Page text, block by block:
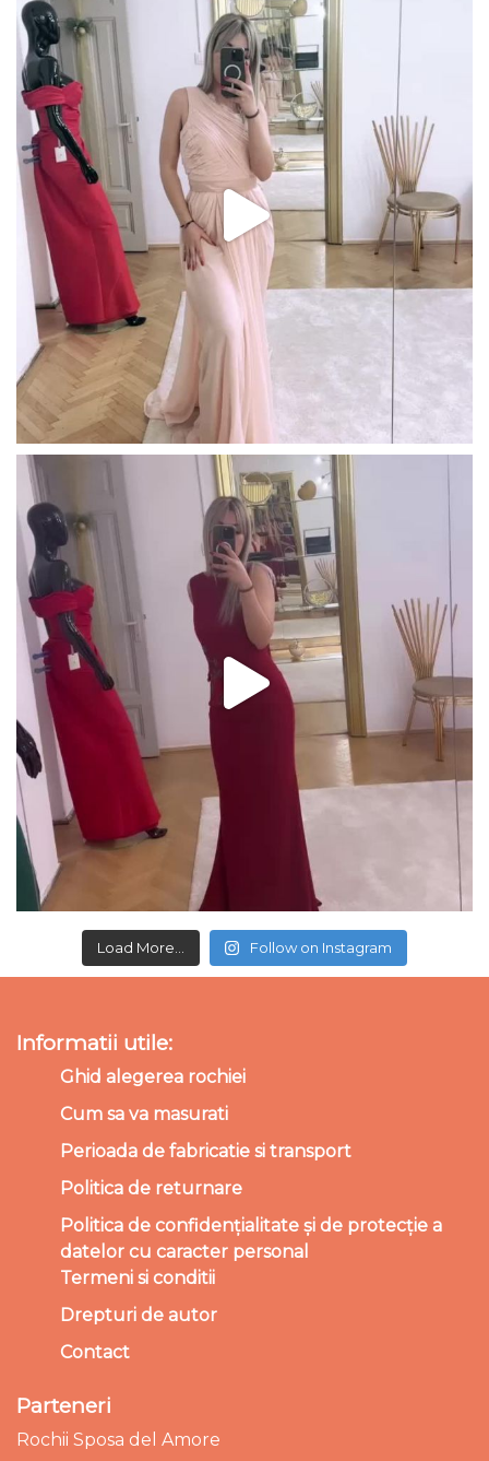
Load More... Follow on Instagram
Informatii utile:
Ghid alegerea rochiei
Cum sa va masurati
Perioada de fabricatie si transport
Politica de returnare
Politica de confidențialitate și de protecție a
datelor cu caracter personal
Termeni si conditii
Drepturi de autor
Contact
Parteneri
Rochii Sposa del Amore